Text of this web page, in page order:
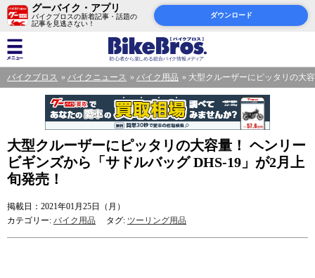
グーバイク・アプリ
バイクブロスの新着記事・話題の
記事を見逃さない！
ダウンロード
バイクブロス バイクニュース バイク用品 大型クルーザーにピッタリの大
大型クルーザーにピッタリの大容量！ ヘンリー
ビギンズから「サドルバッグ DHS-19」が2月上
旬発売！
掲載日：2021年01月25日（月）
カテゴリー: バイク用品 タグ: ツーリング用品